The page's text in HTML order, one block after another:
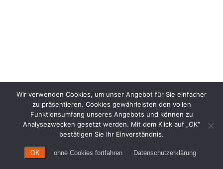
Wir verwenden Cookies, um unser Angebot für Sie einfacher
zu präsentieren. Cookies gewährleisten den vollen
Funktionsumfang unseres Angebots und können zu
Analysezwecken gesetzt werden. Mit dem Klick auf „OK“
bestätigen Sie Ihr Einverständnis.
OK ohne Cookies fortfahren Datenschutzerklärung